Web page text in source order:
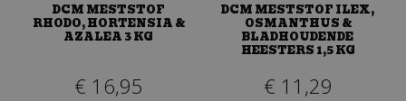
DCM MESTSTOF
RHODO, HORTENSIA &
AZALEA 3 KG
€ 16,95
DCM MESTSTOF ILEX,
OSMANTHUS &
BLADHOUDENDE
HEESTERS 1,5 KG
€ 11 ,29